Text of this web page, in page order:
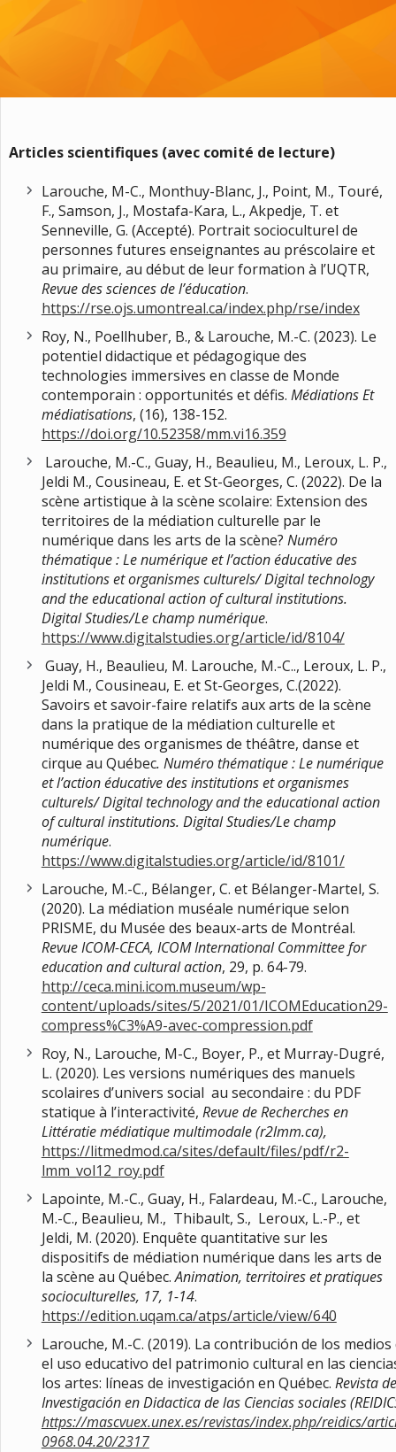
Articles scientifiques (avec comité de lecture)
Larouche, M-C., Monthuy-Blanc, J., Point, M., Touré,
F., Samson, J., Mostafa-Kara, L., Akpedje, T. et
Senneville, G. (Accepté). Portrait socioculturel de
personnes futures enseignantes au préscolaire et
au primaire, au début de leur formation à l’UQTR,
Revue des sciences de l’éducation.
https://rse.ojs.umontreal.ca/index.php/rse/index
Roy, N., Poellhuber, B., & Larouche, M.-C. (2023). Le
potentiel didactique et pédagogique des
technologies immersives en classe de Monde
contemporain : opportunités et défis. Médiations Et
médiatisations, (16), 138-152.
https://doi.org/10.52358/mm.vi16.359
Larouche, M.-C., Guay, H., Beaulieu, M., Leroux, L. P.,
Jeldi M., Cousineau, E. et St-Georges, C. (2022). De la
scène artistique à la scène scolaire: Extension des
territoires de la médiation culturelle par le
numérique dans les arts de la scène? Numéro
thématique :Le numérique et l’action éducative des
institutions et organismes culturels/ Digital technology
and the educational action of cultural institutions.
Digital Studies/Le champ numérique.
https://www.digitalstudies.org/article/id/8104/
Guay, H., Beaulieu, M. Larouche, M.-C.., Leroux, L. P.,
Jeldi M., Cousineau, E. et St-Georges, C.(2022).
Savoirs et savoir-faire relatifs aux arts de la scène
dans la pratique de la médiation culturelle et
numérique des organismes de théâtre, danse et
cirque au Québec. Numéro thématique :Le numérique
et l’action éducative des institutions et organismes
culturels/ Digital technology and the educational action
of cultural institutions. Digital Studies/Le champ
numérique.
https://www.digitalstudies.org/article/id/8101/
Larouche, M.-C., Bélanger, C. et Bélanger-Martel, S.
(2020). La médiation muséale numérique selon
PRISME, du Musée des beaux-arts de Montréal.
Revue ICOM-CECA, ICOM International Committee for
education and cultural action, 29, p. 64-79.
http://ceca.mini.icom.museum/wp-
content/uploads/sites/5/2021/01/ICOMEducation29-
compress%C3%A9-avec-compression.pdf
Roy, N., Larouche, M-C., Boyer, P., et Murray-Dugré,
L. (2020). Les versions numériques des manuels
scolaires d’univers social au secondaire : du PDF
statique à l’interactivité, Revue de Recherches en
Littératie médiatique multimodale (r2lmm.ca),
https://litmedmod.ca/sites/default/files/pdf/r2-
lmm_vol12_roy.pdf
Lapointe, M.-C., Guay, H., Falardeau, M.-C., Larouche,
M.-C., Beaulieu, M., Thibault, S., Leroux, L.-P., et
Jeldi, M. (2020). Enquête quantitative sur les
dispositifs de médiation numérique dans les arts de
la scène au Québec.Animation, territoires et pratiques
socioculturelles, 17, 1-14.
https://edition.uqam.ca/atps/article/view/640
Larouche, M.-C. (2019). La contribución de los
el uso educativo del patrimonio cultural en las
los artes: líneas de investigación en Québec. Revista de
Investigación en Didactica de las Ciencias sociales
https://mascvuex.unex.es/revistas/index.php/reidics/
0968.04.20/2317